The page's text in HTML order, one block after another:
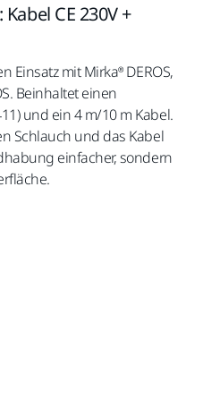
CE 230V +
mit Mirka® DEROS,
Beinhaltet einen
und ein 4 m/10 m Kabel.
Schlauch und das Kabel
einfacher, sondern